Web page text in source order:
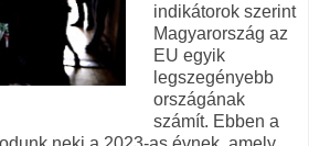
indikátorok szerint
Magyarország az
EU egyik
legszegényebb
országának
számít. Ebben a